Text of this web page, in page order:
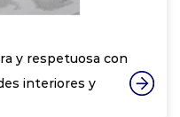
y respetuosa con
interiores y